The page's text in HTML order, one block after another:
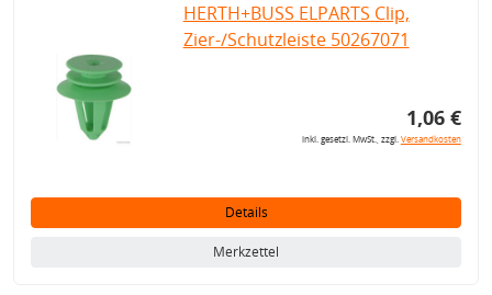
HERTH+BUSS ELPARTS Clip,
Zier-/Schutzleiste 50267071
1,06 €
inkl. gesetzl. MwSt., zzgl.Versandkosten
Details
Merkzettel